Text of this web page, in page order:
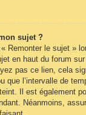
sujet ?
Remonter le sujet »
en haut du forum
pas ce lien, cela
que l’intervalle de
Il est également
Néanmoins,